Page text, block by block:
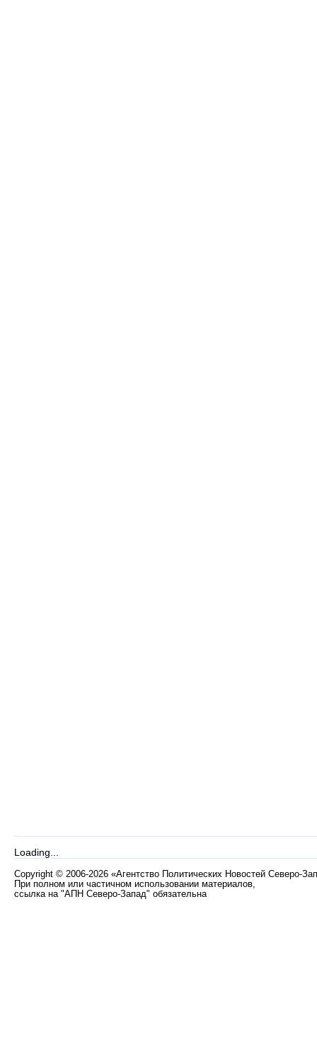
Loading...
Copyright © 2006-2026 «Агентство Политических Новостей Северо-
При полном или частичном использовании материалов,
ссылка на "АПН Северо-Запад" обязательна